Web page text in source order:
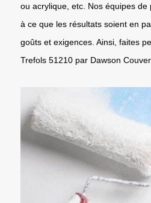
ou acrylique, etc. Nos équipes
à ce que les résultats soient en
goûts et exigences. Ainsi, faites
Trefols 51210 par Dawson